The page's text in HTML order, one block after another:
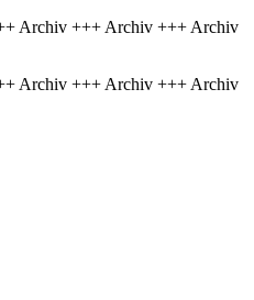
Archiv +++ Archiv +++ Archiv
Archiv +++ Archiv +++ Archiv